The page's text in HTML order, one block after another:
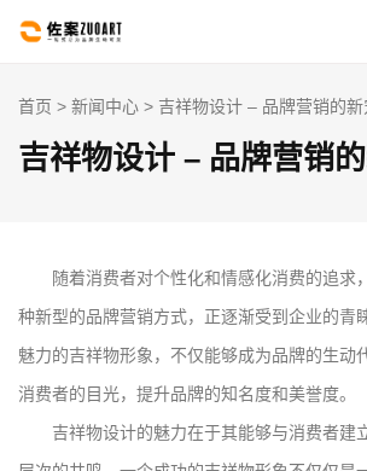
首页 > 新闻中心 > 吉祥物设计 – 品牌营销的新
吉祥物设计 – 品牌营销
随着消费者对个性化和情感化消费的追求
种新型的品牌营销方式，正逐渐受到企业的青
魅力的吉祥物形象，不仅能够成为品牌的生动
消费者的目光，提升品牌的知名度和美誉度。
吉祥物设计的魅力在于其能够与消费者建